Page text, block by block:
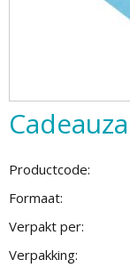
Productcode:
Formaat:
Verpakt per:
Verpakking: